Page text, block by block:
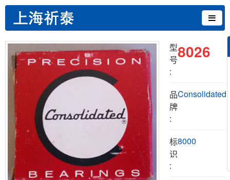
型
号
:
8026
品
牌
:
Consolidated
标
识
:
8000